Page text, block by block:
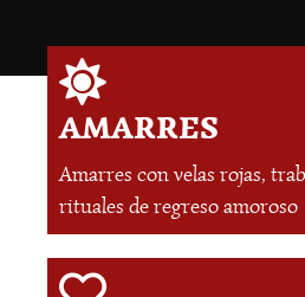
AMARRES
Amarres con velas rojas,
rituales de regreso amoroso